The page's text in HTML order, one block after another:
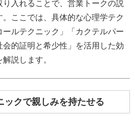
入れることで、営業トークの説
ここでは、具体的な心理学テク
ルテクニック」「カクテルパー
的証明と希少性」を活用した効
説します。
ックで親しみを持たせる